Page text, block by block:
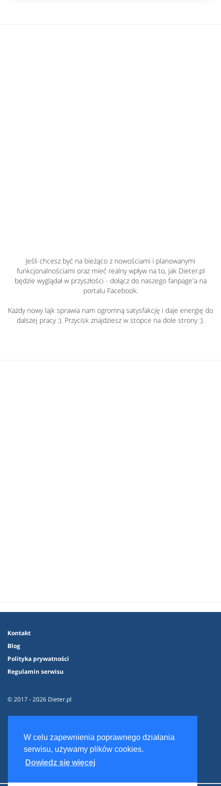
W celu zapewnienia poprawnego działania
serwisu, używamy plików cookies.
Dowiedz się więcej
Jeśli chcesz być na bieżąco z nowościami i planowanymi
funkcjonalnościami oraz mieć realny wpływ na to, jak Dieter.pl
będzie wyglądał w przyszłości - dołącz do naszego fanpage'a na
portalu Facebook.
Każdy nowy lajk sprawia nam ogromną satysfakcję i daje energię do
dalszej pracy :). Przycisk znajdziesz w stopce na dole strony :).
Kontakt
Blog
Polityka prywatności
Regulamin serwisu
© 2017 - 2026 Dieter.pl